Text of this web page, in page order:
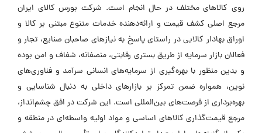
روی کالاهای مختلف در حال انجام است. شرکت بورس کالای ایران
مرجع اصلی کشف قیمت و ارائه‌دهنده خدمات متنوع مبتنی بر کالا و
اوراق بهادار کالایی در راستای پاسخ به نیازهای صاحبان صنایع، تجار و
فعالان بازار سرمایه از طریق بستری رقابتی، منصفانه، شفاف و امن بوده
و بدین منظور با بهره‌گیری از سرمایه‌های انسانی سرآمد و فناوری‌های
نوین، همواره ضمن تمرکز بر بازارهای داخلی به دنبال شناسایی و
بهره‌برداری از فرصت‌های بین‌المللی است. این شرکت در افق چشم‌انداز،
مرجع قیمت‌گذاری کالاهای اساسی و مواد اولیه واسطه‌ای در منطقه و